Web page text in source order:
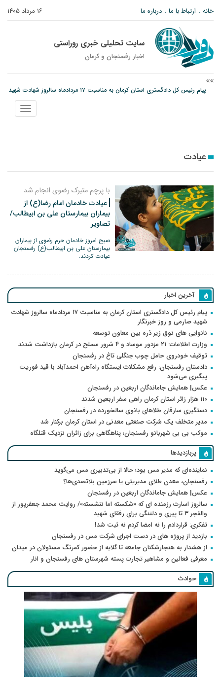
۱۶ مرداد ۱۴۰۵ خانه ارتباط با ما درباره ما
سایت تحلیلی خبری روراستی
اخبار رفسنجان و كرمان
پیام رئیس کل دادگستری استان کرمان به مناسبت ۱۷ مردادماه سالروز شهادت شهید
نمایش
منو
عیادت
با پرچم متبرک رضوی انجام شد
عیادت خادمان امام رضا(ع) از
بیماران بیمارستان علی بن ابیطالب/
تصاویر
صبح امروز خادمان حرم رضوی از بیماران
بیمارستان علی بن ابیطالب(ع) رفسنجان
عیادت کردند.
آخرین اخبار
پیام رئیس کل دادگستری استان کرمان به مناسبت ۱۷ مردادماه سالروز شهادت
شهید صارمی و روز خبرنگار
نانوایی های نوق زیر ذره بین معاون توسعه
وزارت اطلاعات: ۲۱ مزدور موساد و ۴ شرور مسلح در کرمان بازداشت شدند
توقیف خودروی حامل چوب جنگلی تاغ در رفسنجان
دادستان رفسنجان: رفع مشکلات ایستگاه راه‌آهن احمدآباد با قید فوریت
پیگیری می‌شود
عکس| همایش جاماندگان اربعین در رفسنجان
۱۱۰ هزار زائر استان کرمان راهی سفر اربعین شدند
دستگیری سارقان طلاهای بانوی سالخورده در رفسنجان
مدیر متخلف یک شرکت صنعتی معدنی در استان کرمان برکنار شد
موکب بی بی شهربانو رفسنجان؛ پناهگاهی برای زائران نزدیک قتلگاه
پربازدیدها
نماینده‌ای که مدیر مس بود؛ حالا از بی‌تدبیری مس می‌گوید
رفسنجان، معدن طلای مدیریتی یا سرزمین بلاتصدی‌ها؟
عکس| همایش جاماندگان اربعین در رفسنجان
سالروز اسارت رزمنده ای که «شکسته اما ننشسته»/ روایت محمد جعفرپور از
والفجر ۳ تا پیری و دلتنگی برای رفقای شهید
تفکری: قراردادم را نه امضا کردم نه ثبت شد!
بازدید از پروژه های در دست اجرای شرکت مس در رفسنجان
از هشدار به هنجارشکنان جامعه تا گلایه از حضور کمرنگ مسئولان در میدان
معرفی فعالین و مشاهیر تجارت پسته شهرستان های رفسنجان و انار
حوادث